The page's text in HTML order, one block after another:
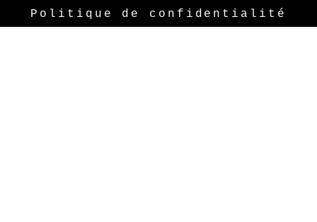
Politique de confidentialité